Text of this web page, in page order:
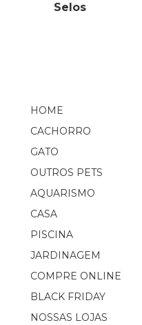
HOME
CACHORRO
GATO
OUTROS PETS
AQUARISMO
CASA
PISCINA
JARDINAGEM
COMPRE ONLINE
BLACK FRIDAY
NOSSAS LOJAS
Selos